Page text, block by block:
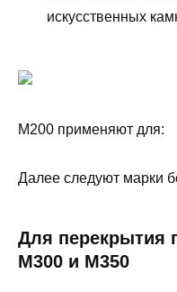
искусственных
М200 применяют для:
Далее следуют марки
Для перекрытия
М300 и М350